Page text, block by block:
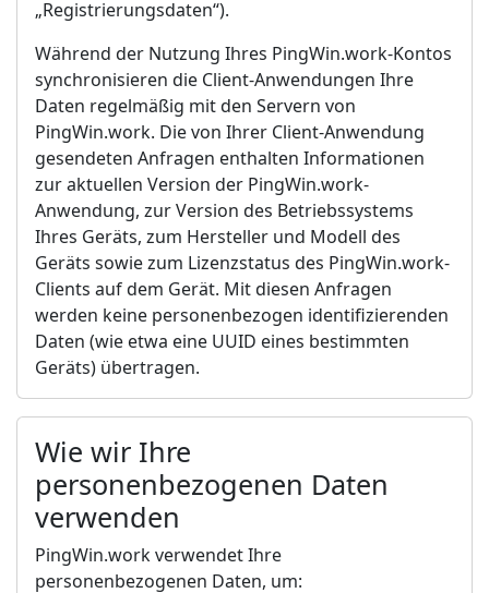
„Registrierungsdaten“).
Während der Nutzung Ihres PingWin.work-Kontos
synchronisieren die Client-Anwendungen Ihre
Daten regelmäßig mit den Servern von
PingWin.work. Die von Ihrer Client-Anwendung
gesendeten Anfragen enthalten Informationen
zur aktuellen Version der PingWin.work-
Anwendung, zur Version des Betriebssystems
Ihres Geräts, zum Hersteller und Modell des
Geräts sowie zum Lizenzstatus des PingWin.work-
Clients auf dem Gerät. Mit diesen Anfragen
werden keine personenbezogen identifizierenden
Daten (wie etwa eine UUID eines bestimmten
Geräts) übertragen.
Wie wir Ihre
personenbezogenen Daten
verwenden
PingWin.work verwendet Ihre
personenbezogenen Daten, um: